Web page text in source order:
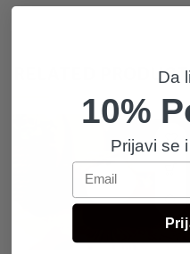
RELATED Da
10%
Prijavi se
Email